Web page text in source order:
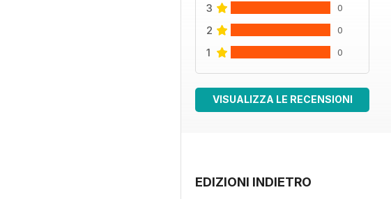
3 0
2 0
1 0
VISUALIZZA LE RECENSIONI
EDIZIONI INDIETRO